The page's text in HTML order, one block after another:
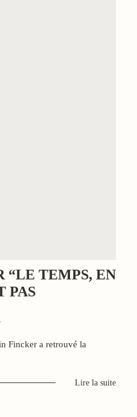
“LE TEMPS, EN
PAS
Fincker a retrouvé la
Lire la suite